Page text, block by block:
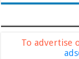
To advertise